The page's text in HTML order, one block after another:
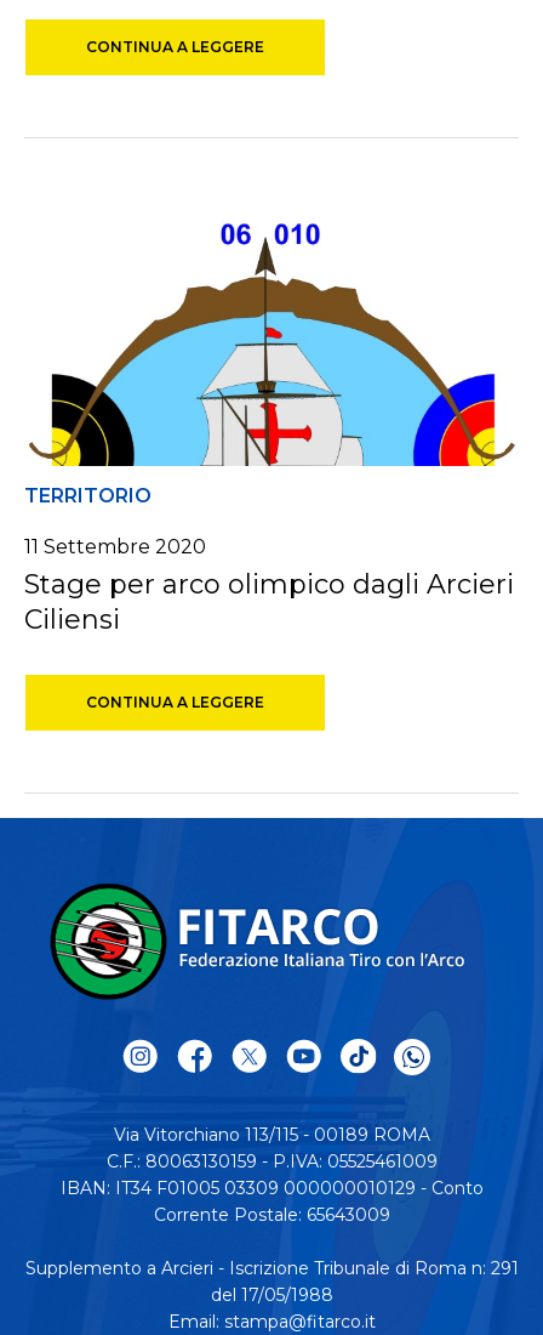
CONTINUA A LEGGERE
TERRITORIO
11 Settembre 2020
Stage per arco olimpico dagli Arcieri
Ciliensi
CONTINUA A LEGGERE
Via Vitorchiano 113/115 - 00189 ROMA
C.F.: 80063130159 - P.IVA: 05525461009
IBAN: IT34 F01005 03309 000000010129 - Conto
Corrente Postale: 65643009
Supplemento a Arcieri - Iscrizione Tribunale di Roma n: 291
del 17/05/1988
Email: stampa@fitarco.it